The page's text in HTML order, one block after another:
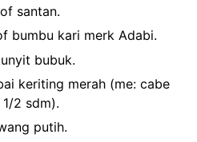
santan.
bumbu kari merk Adabi.
bubuk.
keriting merah (me: cabe
2 sdm).
putih.